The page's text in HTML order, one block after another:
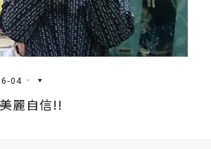
04
麗自信!!